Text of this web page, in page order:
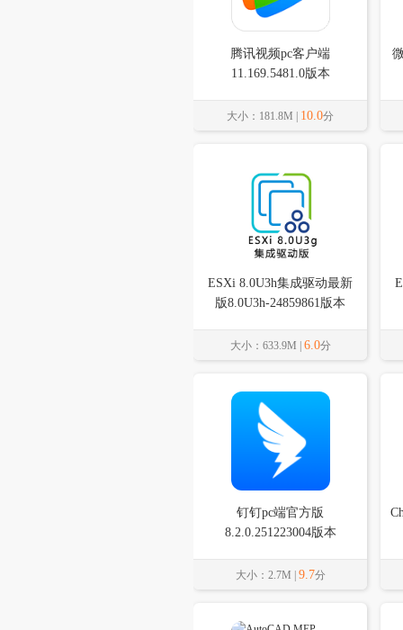
腾讯视频pc客户端
11.169.5481.0版本
大小：181.8M | 10.0分
ESXi 8.0U3h集成驱动最新
版8.0U3h-24859861版本
大小：633.9M | 6.0分
钉钉pc端官方版
8.2.0.251223004版本
大小：2.7M | 9.7分